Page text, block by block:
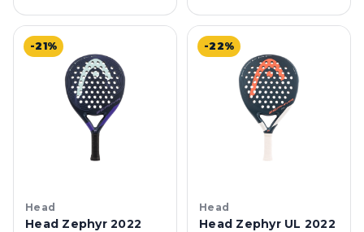
-21%
Head
Head Zephyr 2022
-22%
Head
Head Zephyr UL 2022